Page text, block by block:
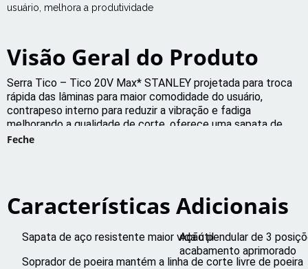
usuário, melhora a produtividade
Visão Geral do Produto
Serra Tico – Tico 20V Max* STANLEY projetada para troca
rápida das lâminas para maior comodidade do usuário,
contrapeso interno para reduzir a vibração e fadiga
melhorando a qualidade de corte, oferece uma sapata de
aço resistente para maior vida útil. A ação pendular com 3
Feche
Características Adicionais
Sapata de aço resistente maior vida útil
Soprador de poeira mantém a linha de corte livre de poeira
Ação pendular de 3
acabamento aprimorado